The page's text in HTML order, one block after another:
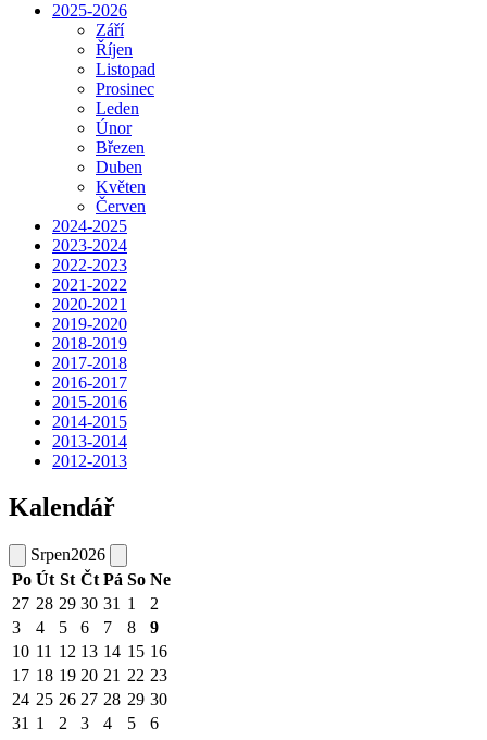
2025-2026
Září
Říjen
Listopad
Prosinec
Leden
Únor
Březen
Duben
Květen
Červen
2024-2025
2023-2024
2022-2023
2021-2022
2020-2021
2019-2020
2018-2019
2017-2018
2016-2017
2015-2016
2014-2015
2013-2014
2012-2013
Kalendář
Srpen2026
Po Út St Čt Pá So Ne
27 28 29 30 31 1
2
3
4 5 6 7 8
9
10 11 12 13 14 15 16
17 18 19 20 21 22 23
24 25 26 27 28 29 30
31 1 2 3 4 5 6